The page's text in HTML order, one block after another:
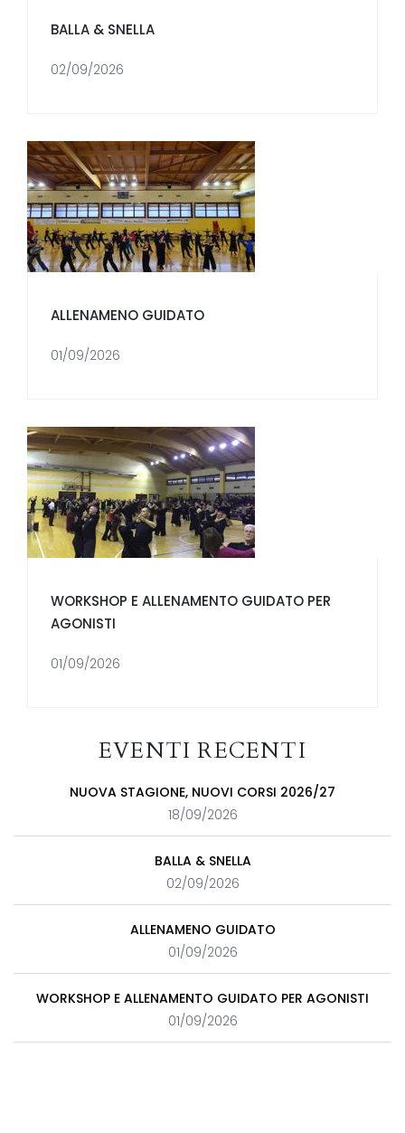
BALLA & SNELLA
02/09/2026
ALLENAMENO GUIDATO
01/09/2026
WORKSHOP E ALLENAMENTO GUIDATO PER
AGONISTI
01/09/2026
EVENTI RECENTI
NUOVA STAGIONE, NUOVI CORSI 2026/27
18/09/2026
BALLA & SNELLA
02/09/2026
ALLENAMENO GUIDATO
01/09/2026
WORKSHOP E ALLENAMENTO GUIDATO PER AGONISTI
01/09/2026